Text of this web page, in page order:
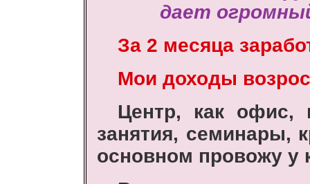
дает
За 2 месяца
Мои доходы
Центр, как офис,
занятия, семинары,
основном провожу у